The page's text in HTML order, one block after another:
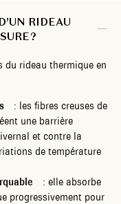
RIDEAU
?
du rideau thermique en
: les fibres creuses de
une barrière
et contre la
de température
: elle absorbe
progressivement pour